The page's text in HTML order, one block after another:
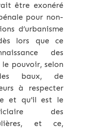
être exonéré
pour non-
d’urbanisme
lors que ce
des
pouvoir, selon
baux, de
à respecter
et qu’il est le
des
et ce,